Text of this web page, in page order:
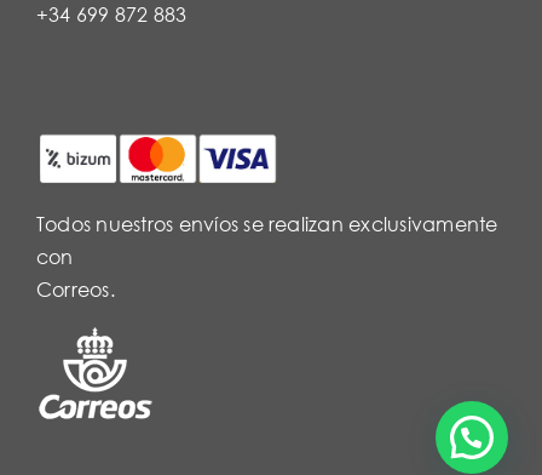
+34 699 872 883
Todos nuestros envíos se realizan exclusivamente
con
Correos.